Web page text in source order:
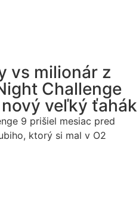
vs milionár z
Challenge
veľký ťahák
9 prišiel mesiac pred
ktorý si mal v O2